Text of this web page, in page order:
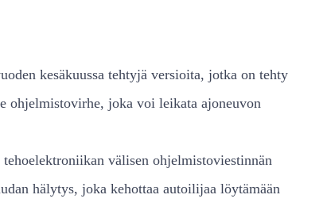
kesäkuussa tehtyjä versioita, jotka on tehty
ohjelmistovirhe, joka voi leikata ajoneuvon
välisen ohjelmistoviestinnän
hälytys, joka kehottaa autoilijaa löytämään